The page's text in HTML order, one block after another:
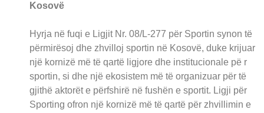
Kosovë
Hyrja në fuqi e Ligjit Nr. 08/L-277 për Sportin synon të
përmirësoj dhe zhvilloj sportin në Kosovë, duke krijuar
një kornizë më të qartë ligjore dhe institucionale pë r
sportin, si dhe një ekosistem më të organizuar për të
gjithë aktorët e përfshirë në fushën e sportit. Ligji për
Sporting ofron një kornizë më të qartë për zhvillimin e